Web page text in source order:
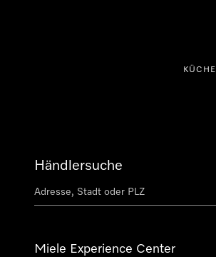
KÜCHE
Händlersuche
Miele Experience Center